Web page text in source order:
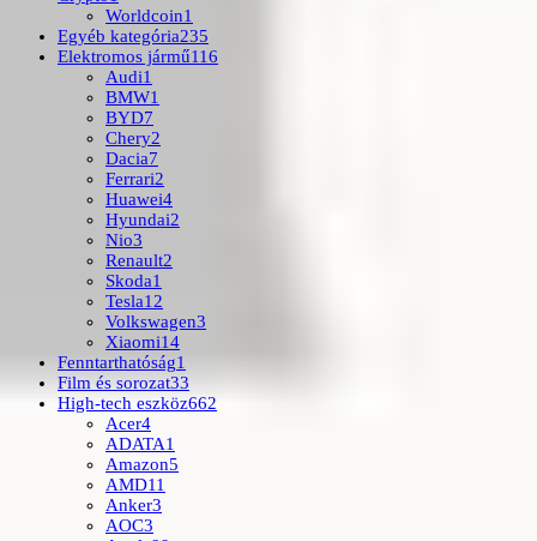
Worldcoin1
Egyéb kategória235
Elektromos jármű116
Audi1
BMW1
BYD7
Chery2
Dacia7
Ferrari2
Huawei4
Hyundai2
Nio3
Renault2
Skoda1
Tesla12
Volkswagen3
Xiaomi14
Fenntarthatóság1
Film és sorozat33
High-tech eszköz662
Acer4
ADATA1
Amazon5
AMD11
Anker3
AOC3